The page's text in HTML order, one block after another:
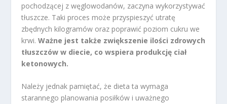
pochodzącej z węglowodanów, zaczyna wykorzystywać
tłuszcze. Taki proces może przyspieszyć utratę
zbędnych kilogramów oraz poprawić poziom cukru we
krwi.Ważne jest także zwiększenie ilości zdrowych
tłuszczów w diecie, co wspiera produkcję ciał
ketonowych.
Należy jednak pamiętać, że dieta ta wymaga
starannego planowania posiłków i uważnego